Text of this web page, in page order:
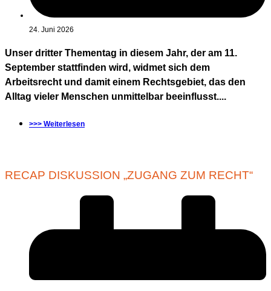
24. Juni 2026
Unser dritter Thementag in diesem Jahr, der am 11.
September stattfinden wird, widmet sich dem
Arbeitsrecht und damit einem Rechtsgebiet, das den
Alltag vieler Menschen unmittelbar beeinflusst....
>>> Weiterlesen
RECAP DISKUSSION „ZUGANG ZUM RECHT“